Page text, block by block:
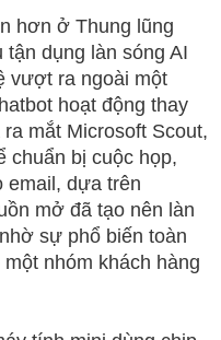
hơn ở Thung lũng
tận dụng làn sóng AI
vượt ra ngoài một
hoạt động thay
mắt Microsoft Scout,
chuẩn bị cuộc họp,
email, dựa trên
mở đã tạo nên làn
sự phổ biến toàn
nhóm khách hàng